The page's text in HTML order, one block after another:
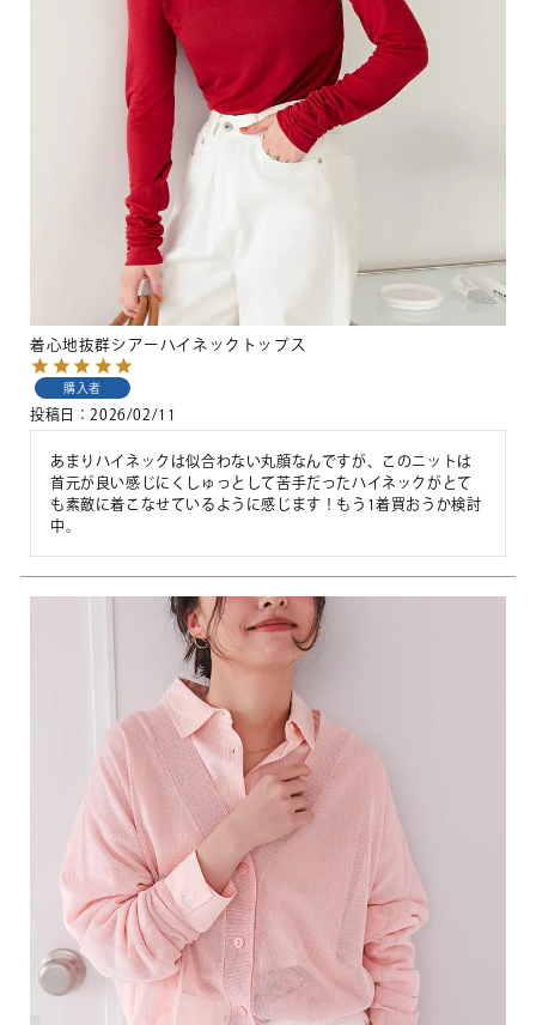
着心地抜群シアーハイネックトップス
購入者
投稿日 2026/02/11
あまりハイネックは似合わない丸顔なんですが、このニットは
首元が良い感じにくしゅっとして苦手だったハイネックがとて
も素敵に着こなせているように感じます！もう1着買おうか検討
中。